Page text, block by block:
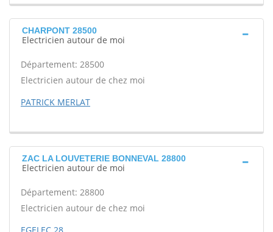
CHARPONT 28500
Electricien autour de moi
Département: 28500
Electricien autour de chez moi
PATRICK MERLAT
ZAC LA LOUVETERIE BONNEVAL 28800
Electricien autour de moi
Département: 28800
Electricien autour de chez moi